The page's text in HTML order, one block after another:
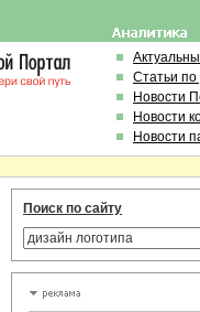
Статьи
Новости
Новости
Новости
Поиск по сайту